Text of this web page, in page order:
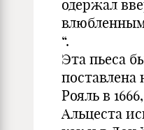
одержал
“.
Эта пьеса
поставлена
Рояль в
Альцеста